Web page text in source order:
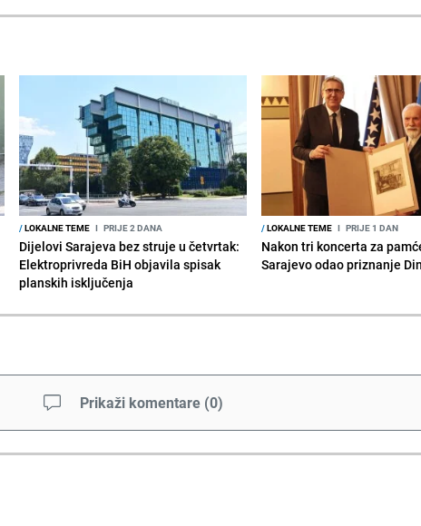
/LOKALNE TEME I PRIJE 2 DANA
Dijelovi Sarajeva bez struje u četvrtak:
Elektroprivreda BiH objavila spisak
planskih isključenja
/LOKALNE TEME I PRIJE 1 DAN
Nakon tri koncerta za
Sarajevo odao priznanje
Prikaži komentare (0)